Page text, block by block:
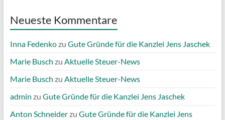
Neueste Kommentare
Inna Fedenkozu Gute Gründe für die Kanzlei Jens Jaschek
Marie Busch zu Aktuelle Steuer-News
Marie Busch zu Aktuelle Steuer-News
admin zu Gute Gründe für die Kanzlei Jens Jaschek
Anton Schneiderzu Gute Gründe für die Kanzlei Jens